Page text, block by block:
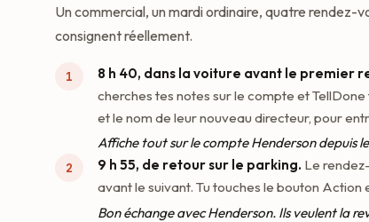
Un commercial, un mardi ordinaire, quatre rendez-
consignent réellement.
8 h 40, dans la voiture avant le premier
cherches tes notes sur le compte et
et le nom de leur nouveau directeur, pour
Affiche tout sur le compte Henderson depuis
9 h 55, de retour sur le parking. Le
avant le suivant. Tu touches le bouton
Bon échange avec Henderson. Ils veulent la